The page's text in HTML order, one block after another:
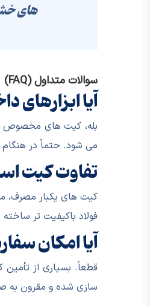
های
سوالات متداول (FAQ)
آیا
می شود. حتماً در
تفاوت کیت
کیت های یکبار مصرف،
فولاد باکیفیت تر
آیا امکان
قطعاً. بسیاری از تأمین
سازی شده و مقرون به